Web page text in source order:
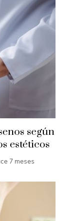
según
estéticos
7 meses